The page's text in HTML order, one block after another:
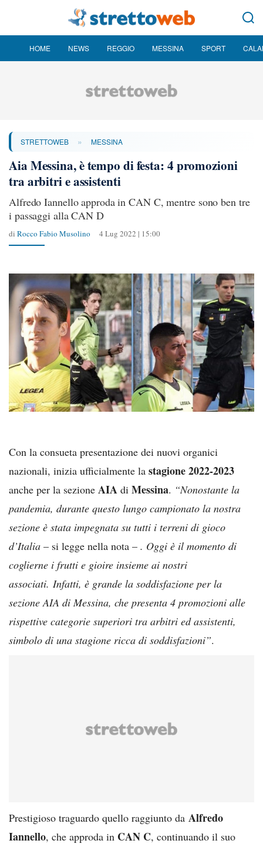
HOME NEWS REGGIO MESSINA SPORT
STRETTOWEB » MESSINA
Aia Messina, è tempo di festa: 4 promozioni
tra arbitri e assistenti
Alfredo Iannello approda in CAN C, mentre sono ben tre
i passaggi alla CAN D
di Rocco Fabio Musolino 4 Lug 2022 | 15:00
Con la consueta presentazione dei nuovi organici
nazionali, inizia ufficialmente la stagione 2022-2023
anche per la sezione AIA di Messina. “Nonostante la
pandemia, durante questo lungo campionato la nostra
sezione è stata impegnata su tutti i terreni di gioco
d’Italia – si legge nella nota – . Oggi è il momento di
coglierne i frutti e gioire insieme ai nostri
associati. Infatti, è grande la soddisfazione per la
sezione AIA di Messina, che presenta 4 promozioni alle
rispettive categorie superiori tra arbitri ed assistenti,
simbolo di una stagione ricca di soddisfazioni”.
Prestigioso traguardo quello raggiunto da Alfredo
Iannello, che approda in CAN C, continuando il suo